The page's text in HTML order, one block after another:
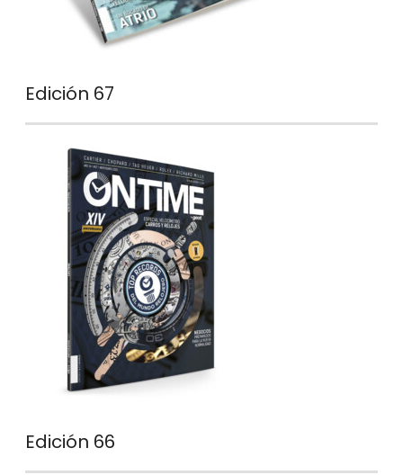
Edición 67
Edición 66